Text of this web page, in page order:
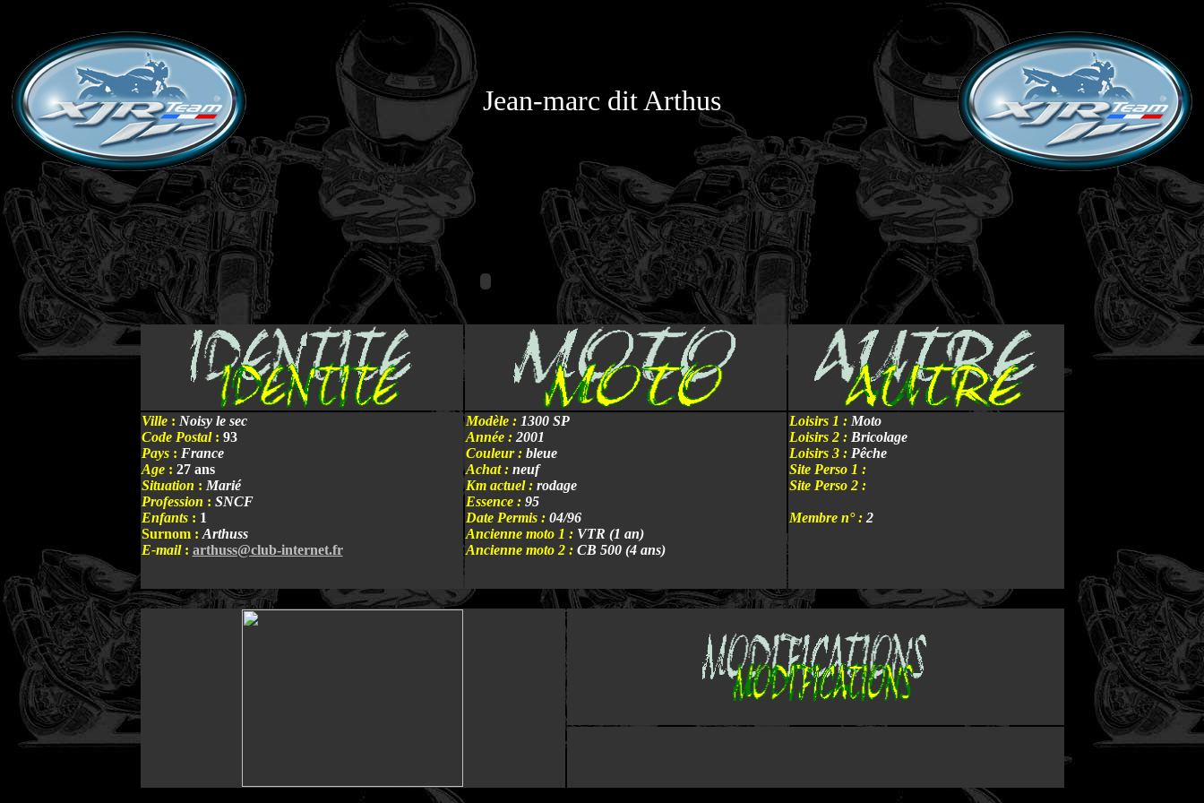
Jean-marc dit Arthus
Ville: Noisy le sec
Code Postal: 93
Pays: France
Age: 27 ans
Situation : Marié
Profession : SNCF
Enfants: 1
Surnom : Arthuss
E-mail : arthuss@club-internet.fr
Modèle :1300 SP
Année :2001
Couleur :bleue
Achat :neuf
Km actuel :rodage
Essence :95
Date Permis :04/96
Ancienne moto 1 :VTR (1 an)
Ancienne moto 2 :CB 500 (4 ans)
Loisirs 1 : Moto
Loisirs 2 :Bricolage
Loisirs 3 :Pêche
Site Perso 1 :
Site Perso 2 :
Membre n° : 2